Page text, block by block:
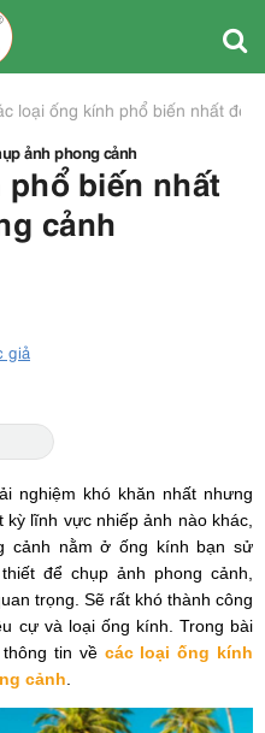
loại ống kính phổ biến nhất để
ảnh phong cảnh
biến nhất
cảnh
giả
nghiệm khó khăn nhất nhưng
lĩnh vực nhiếp ảnh nào khác,
cảnh nằm ở ống kính bạn sử
để chụp ảnh phong cảnh,
trọng. Sẽ rất khó thành công
cự và loại ống kính. Trong bài
tin về các loại ống kính
cảnh